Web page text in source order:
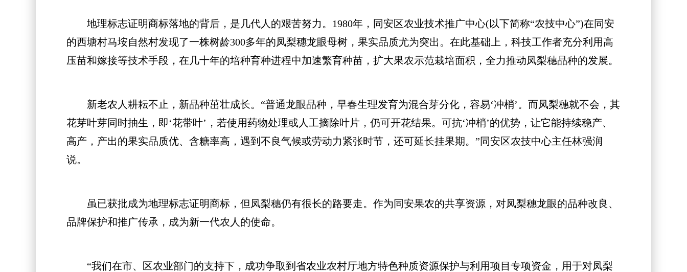
地理标志证明商标落地的背后，是几代人的艰苦努力。1980年，同安区农业技术推广中心(以下简称“农技中心”)在同安
的西塘村马垵自然村发现了一株树龄300多年的凤梨穗龙眼母树，果实品质尤为突出。在此基础上，科技工作者充分利用高
压苗和嫁接等技术手段，在几十年的培种育种进程中加速繁育种苗，扩大果农示范栽培面积，全力推动凤梨穗品种的发展。
新老农人耕耘不止，新品种茁壮成长。“普通龙眼品种，早春生理发育为混合芽分化，容易‘冲梢’。而凤梨穗就不会，其
花芽叶芽同时抽生，即‘花带叶’，若使用药物处理或人工摘除叶片，仍可开花结果。可抗‘冲梢’的优势，让它能持续稳产、
高产，产出的果实品质优、含糖率高，遇到不良气候或劳动力紧张时节，还可延长挂果期。”同安区农技中心主任林强润
说。
虽已获批成为地理标志证明商标，但凤梨穗仍有很长的路要走。作为同安果农的共享资源，对凤梨穗龙眼的品种改良、
品牌保护和推广传承，成为新一代农人的使命。
“我们在市、区农业部门的支持下，成功争取到省农业农村厅地方特色种质资源保护与利用项目专项资金，用于对凤梨